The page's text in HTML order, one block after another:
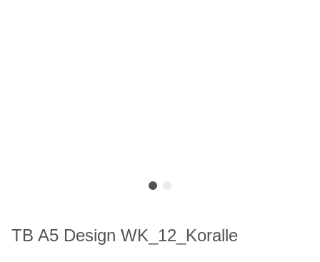
TB A5 Design WK_12_Koralle